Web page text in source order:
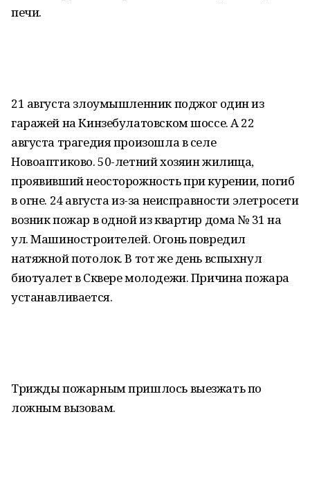
печи.
21 августа злоумышленник поджог один из
гаражей на Кинзебулатовском шоссе. А 22
августа трагедия произошла в селе
Новоаптиково. 50-летний хозяин жилища,
проявивший неосторожность при курении, погиб
в огне. 24 августа из-за неисправности элетросети
возник пожар в одной из квартир дома № 31 на
ул. Машиностроителей. Огонь повредил
натяжной потолок. В тот же день вспыхнул
биотуалет в Сквере молодежи. Причина пожара
устанавливается.
Трижды пожарным пришлось выезжать по
ложным вызовам.